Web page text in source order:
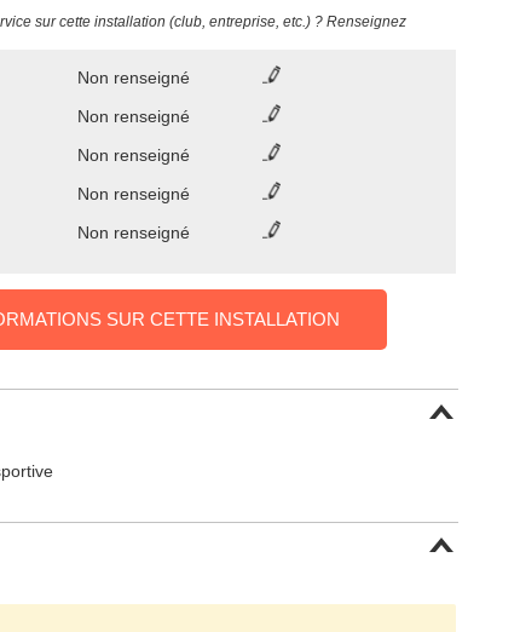
sur cette installation (club, entreprise, etc.) ? Renseignez
Non renseigné
Non renseigné
Non renseigné
Non renseigné
Non renseigné
SUR CETTE INSTALLATION